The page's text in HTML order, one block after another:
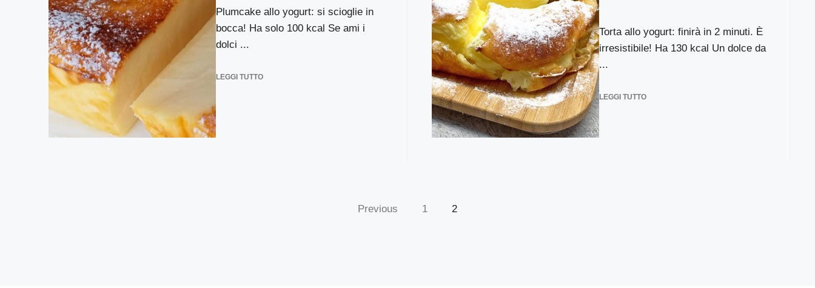
Plumcake allo yogurt: si scioglie in
bocca! Ha solo 100 kcal Se ami i
dolci ...
LEGGI TUTTO
Torta allo yogurt: finirà in 2 minuti. È
irresistibile! Ha 130 kcal Un dolce da
...
LEGGI TUTTO
Previous 1 2